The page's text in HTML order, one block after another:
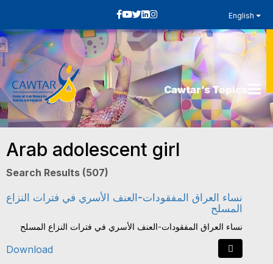
English
Cawtar’s Topics
Arab adolescent girl
Search Results (507)
نساء العراق المفقودات-العنف الأسري في فترات النزاع
المسلح
نساء العراق المفقودات-العنف الأسري في فترات النزاع المسلح
Download